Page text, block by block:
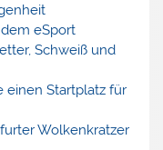
eSport
Schweiß und
einen Startplatz für
Wolkenkratzer